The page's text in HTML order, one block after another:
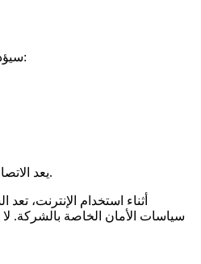
سيؤدي نموذج التشغيل الأكثر مرونة دائماً إلى تقليل النفقات. الشركات التي لديها القدرة على تقديم إصلاحات عن بُعد يمكنها تحقيق وفورات في عدد من بنود التكلفة:
يعد الاتصال بالإنترنت أحد أهم الجوانب لكل من الوصول المراقب وغير المراقب عن بُعد. بدون اتصال إنترنت سريع وموثوق، لا يمكن للفنيين الوصول إلى أي شيء عن بُعد.
أثناء استخدام الإنترنت،
سياسات الأمان الخاصة